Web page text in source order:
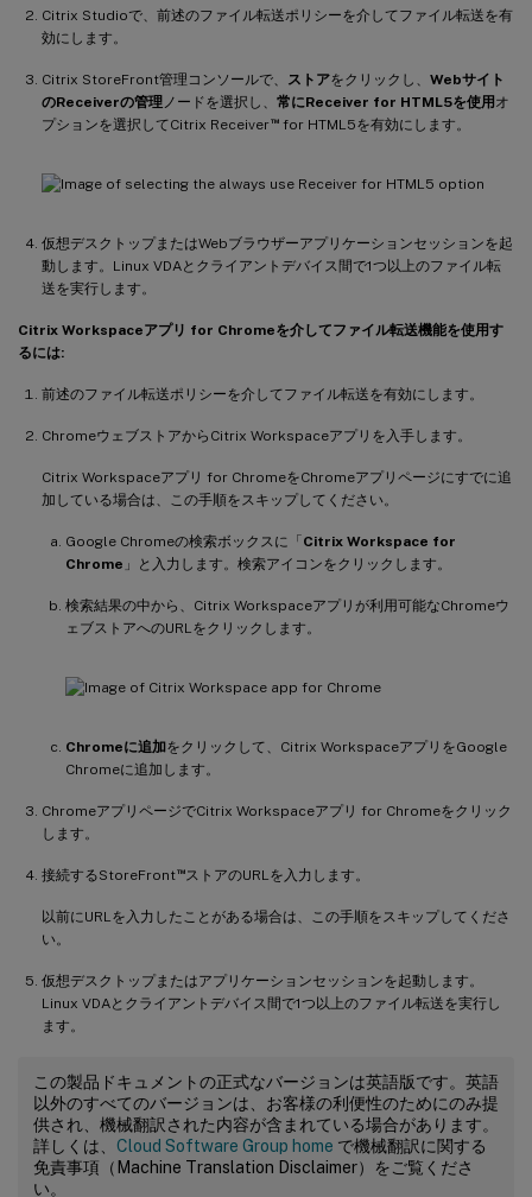
Citrix Studioで、前述のファイル転送ポリシーを介してファイル転送を有
効にします。
Citrix StoreFront管理コンソールで、 ストアをクリックし、 Webサイト
のReceiverの管理 ノードを選択し、 常にReceiver for HTML5を使用オ
プションを選択してCitrix Receiver™for HTML5を有効にします。
仮想デスクトップまたはWebブラウザーアプリケーションセッションを起
動します。Linux VDAとクライアントデバイス間で1つ以上のファイル転
送を実行します。
Citrix Workspaceアプリ for Chromeを介してファイル転送機能を使用す
るには:
前述のファイル転送ポリシーを介してファイル転送を有効にします。
ChromeウェブストアからCitrix Workspaceアプリを入手します。
Citrix Workspaceアプリ for ChromeをChromeアプリページにすでに追
加している場合は、この手順をスキップしてください。
Google Chromeの検索ボックスに「Citrix Workspace for
Chrome 」と入力します。検索アイコンをクリックします。
検索結果の中から、Citrix Workspaceアプリが利用可能なChromeウ
ェブストアへのURLをクリックします。
Chromeに追加をクリックして、Citrix WorkspaceアプリをGoogle
Chromeに追加します。
ChromeアプリページでCitrix Workspaceアプリ for Chromeをクリック
します。
接続するStoreFront™ストアのURLを入力します。
以前にURLを入力したことがある場合は、この手順をスキップしてくださ
い。
仮想デスクトップまたはアプリケーションセッションを起動します。
Linux VDAとクライアントデバイス間で1つ以上のファイル転送を実行し
ます。
この製品ドキュメントの正式なバージョンは英語版です。英語
以外のすべてのバージョンは、お客様の利便性のためにのみ提
供され、機械翻訳された内容が含まれている場合があります。
詳しくは、 Cloud Software Group home で機械翻訳に関する
免責事項（Machine Translation Disclaimer）をご覧くださ
い。